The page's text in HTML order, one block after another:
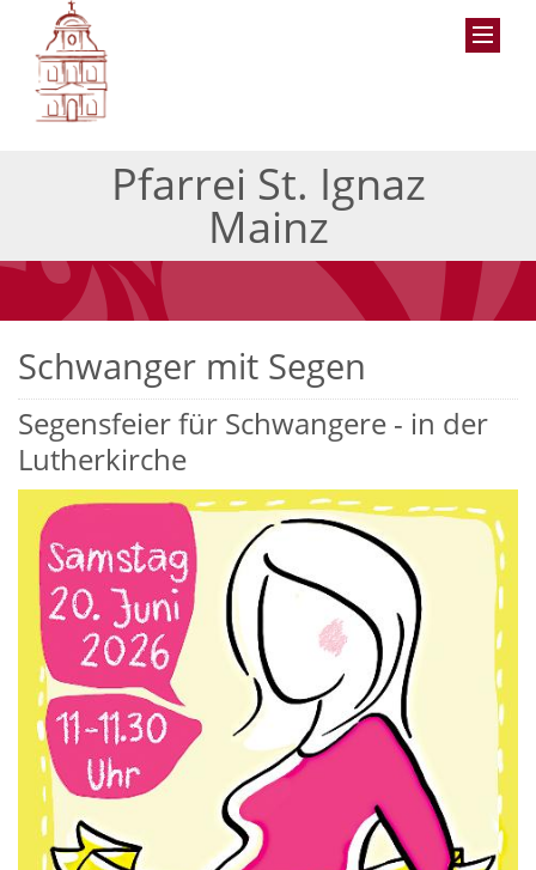
Pfarrei St. Ignaz
Mainz
Schwanger mit Segen
Segensfeier für Schwangere - in der
Lutherkirche